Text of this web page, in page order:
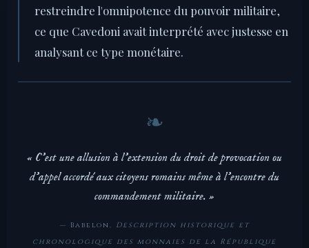
restreindre l'omnipotence du pouvoir militaire,
ce que Cavedoni avait interprété avec justesse en
analysant ce type monétaire.
« C'est une allusion à l'extension du droit de provocation ou
d'appel accordé aux citoyens romains même à l'encontre du
commandement militaire. »
— Babelon, Description historique et
chronologique des monnaies de la République